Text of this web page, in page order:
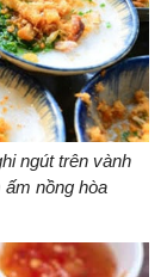
ngút trên vành
nồng hòa